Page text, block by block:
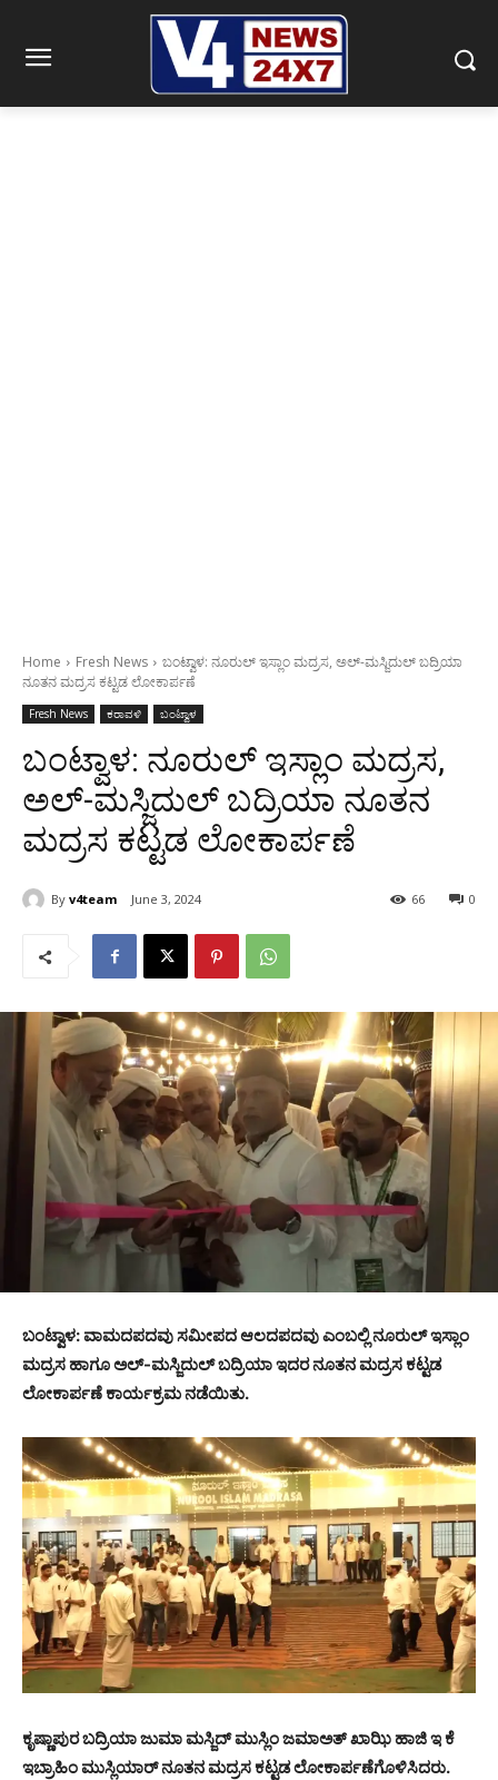
Home Fresh News
ಬಂಟ್ವಾಳ: ನೂರುಲ್ ಇಸ್ಲಾಂ ಮದ್ರಸ, ಅಲ್-ಮಸ್ಜಿದುಲ್ ಬದ್ರಿಯಾ
ನೂತನ ಮದ್ರಸ ಕಟ್ಟಡ ಲೋಕಾರ್ಪಣೆ
Fresh News ಕರಾವಳಿ ಬಂಟ್ವಾಳ
ಬಂಟ್ವಾಳ: ನೂರುಲ್ ಇಸ್ಲಾಂ ಮದ್ರಸ,
ಅಲ್-ಮಸ್ಜಿದುಲ್ ಬದ್ರಿಯಾ ನೂತನ
ಮದ್ರಸ ಕಟ್ಟಡ ಲೋಕಾರ್ಪಣೆ
By v4team June 3, 2024 0
66
ಬಂಟ್ವಾಳ: ವಾಮದಪದವು ಸಮೀಪದ ಆಲದಪದವು ಎಂಬಲ್ಲಿ ನೂರುಲ್ ಇಸ್ಲಾಂ
ಮದ್ರಸ ಹಾಗೂ ಅಲ್-ಮಸ್ಜಿದುಲ್ ಬದ್ರಿಯಾ ಇದರ ನೂತನ ಮದ್ರಸ ಕಟ್ಟಡ
ಲೋಕಾರ್ಪಣೆ ಕಾರ್ಯಕ್ರಮ ನಡೆಯಿತು.
ಕೃಷ್ಣಾಪುರ ಬದ್ರಿಯಾ ಜುಮಾ ಮಸ್ಜಿದ್ ಮುಸ್ಲಿಂ ಜಮಾಅತ್ ಖಾಝಿ ಹಾಜಿ ಇ ಕೆ
ಇಬ್ರಾಹಿಂ ಮುಸ್ಲಿಯಾರ್ ನೂತನ ಮದ್ರಸ ಕಟ್ಟಡ ಲೋಕಾರ್ಪಣೆಗೊಳಿಸಿದರು.